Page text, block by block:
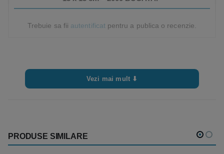
Trebuie sa fii autentificatpentru a publica o recenzie.
Vezi mai mult ⬇
PRODUSE SIMILARE